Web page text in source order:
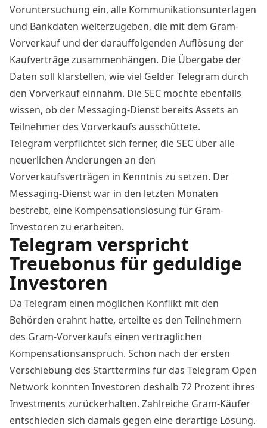
Voruntersuchung ein, alle Kommunikationsunterlagen
und Bankdaten weiterzugeben, die mit dem Gram-
Vorverkauf und der darauffolgenden Auflösung der
Kaufverträge zusammenhängen. Die Übergabe der
Daten soll klarstellen, wie viel Gelder Telegram durch
den Vorverkauf einnahm. Die SEC möchte ebenfalls
wissen, ob der Messaging-Dienst bereits Assets an
Teilnehmer des Vorverkaufs ausschüttete.
Telegram verpflichtet sich ferner, die SEC über alle
neuerlichen Änderungen an den
Vorverkaufsverträgen in Kenntnis zu setzen. Der
Messaging-Dienstwar in den letzten Monaten
bestrebt, eine Kompensationslösung für Gram-
Investoren zu erarbeiten.
Telegram verspricht
Treuebonus für geduldige
Investoren
Da Telegram einen möglichen Konflikt mit den
Behörden erahnt hatte, erteilte es den Teilnehmern
des Gram-Vorverkaufs einen vertraglichen
Kompensationsanspruch. Schon nach der ersten
Verschiebung des Starttermins für das Telegram Open
Network konnten Investoren deshalb 72 Prozent ihres
Investments zurückerhalten. Zahlreiche Gram-Käufer
entschieden sich damals gegen eine derartige Lösung.